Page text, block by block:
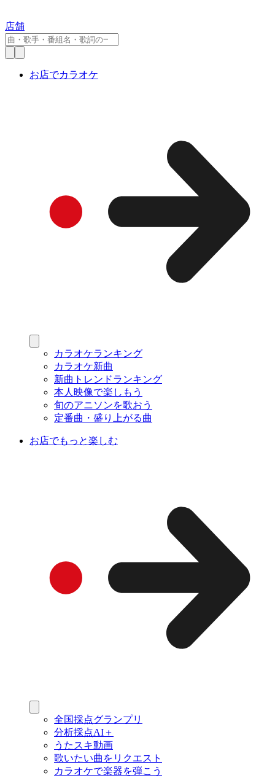
店舗
お店でカラオケ
カラオケランキング
カラオケ新曲
新曲トレンドランキング
本人映像で楽しもう
旬のアニソンを歌おう
定番曲・盛り上がる曲
お店でもっと楽しむ
全国採点グランプリ
分析採点AI＋
うたスキ動画
歌いたい曲をリクエスト
カラオケで楽器を弾こう